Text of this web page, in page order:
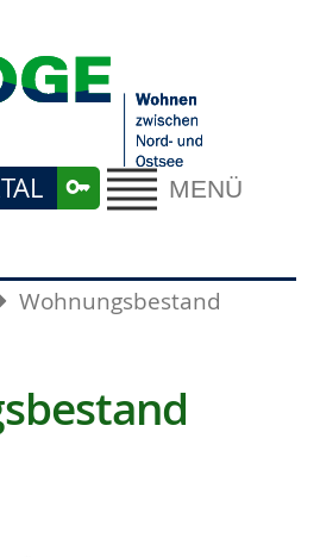
MENÜ
Wohnungsbestand